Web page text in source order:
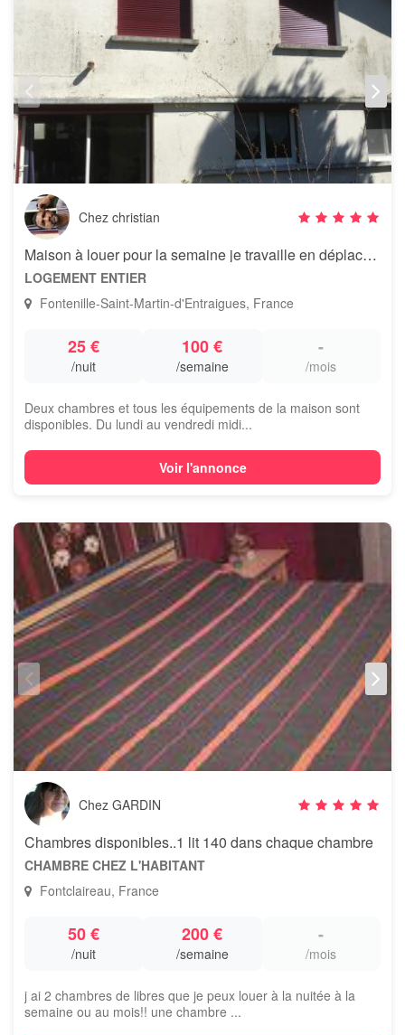
Chez christian
Maison à louer pour la semaine je travaille en déplacement
LOGEMENT ENTIER
Fontenille-Saint-Martin-d'Entraigues, France
25 €
/nuit
100 €
/semaine
-
/mois
Deux chambres et tous les équipements de la maison sont
disponibles. Du lundi au vendredi midi...
Voir l'annonce
Chez GARDIN
Chambres disponibles..1 lit 140 dans chaque chambre
CHAMBRE CHEZ L'HABITANT
Fontclaireau, France
50 €
/nuit
200 €
/semaine
-
/mois
j ai 2 chambres de libres que je peux louer à la nuitée à la
semaine ou au mois!! une chambre ...